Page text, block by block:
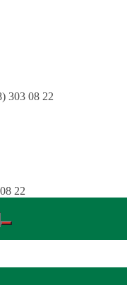
303 08 22
22